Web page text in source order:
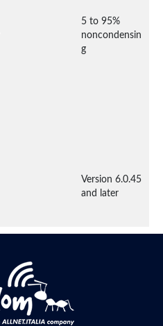
5 to 95%
noncondensin
g
Version 6.0.45
and later